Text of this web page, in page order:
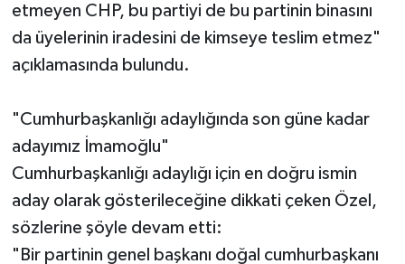
etmeyen CHP, bu partiyi de bu partinin binasını
da üyelerinin iradesini de kimseye teslim etmez"
açıklamasında bulundu.
"Cumhurbaşkanlığı adaylığında son güne kadar
adayımız İmamoğlu"
Cumhurbaşkanlığı adaylığı için en doğru ismin
aday olarak gösterileceğine dikkati çeken Özel,
sözlerine şöyle devam etti:
"Bir partinin genel başkanı doğal cumhurbaşkanı